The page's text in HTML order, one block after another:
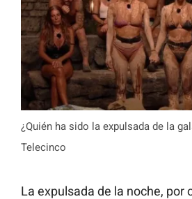
¿Quién ha sido la expulsada de la
Telecinco
La expulsada de la noche, por